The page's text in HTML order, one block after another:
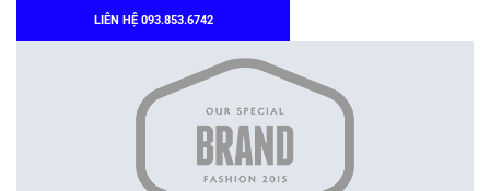
LIÊN HỆ 093.853.6742